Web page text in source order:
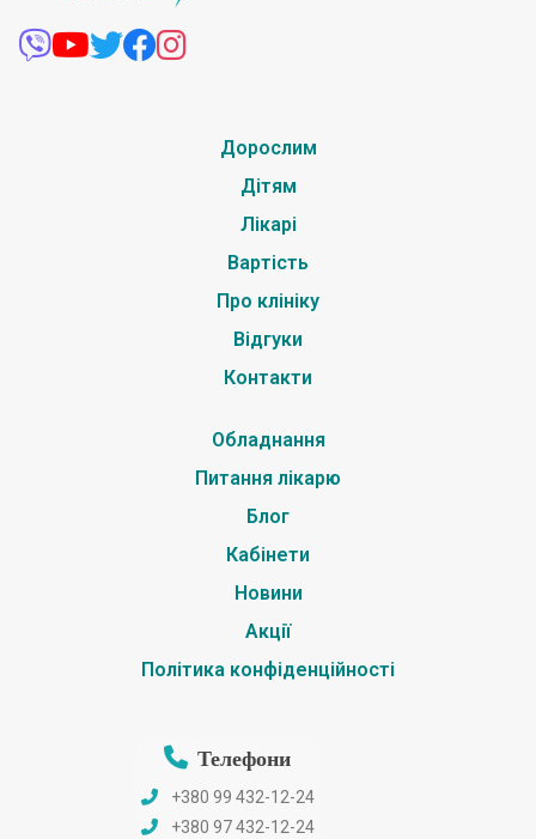
Дорослим
Дітям
Лікарі
Вартість
Про клініку
Відгуки
Контакти
Обладнання
Питання лікарю
Блог
Кабінети
Новини
Акції
Політика конфіденційності
Телефони
+380 99 432-12-24
+380 97 432-12-24